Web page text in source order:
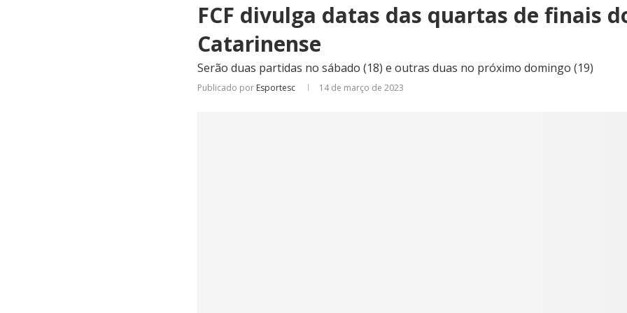
FCF divulga datas das quartas de finais
Catarinense
Serão duas partidas no sábado (18) e outras duas no próximo domingo (19)
Publicado por Esportesc 14 de março de 2023